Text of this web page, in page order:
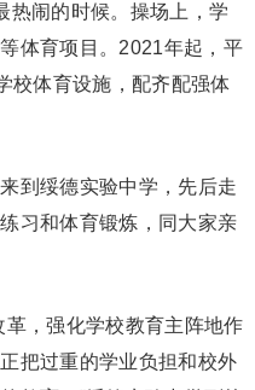
热闹的时候。操场上，学
体育项目。2021年起，平
校体育设施，配齐配强体
到绥德实验中学，先后走
习和体育锻炼，同大家亲
，强化学校教育主阵地作
把过重的学业负担和校外